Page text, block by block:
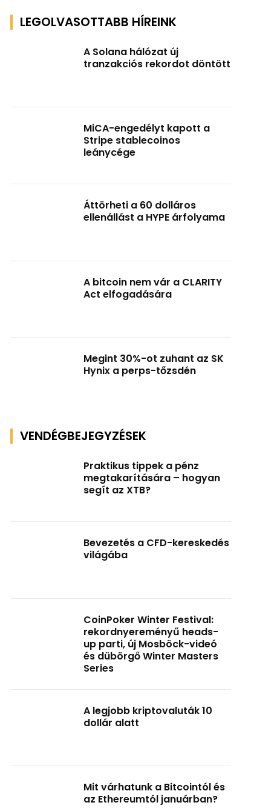
LEGOLVASOTTABB HÍREINK
A Solana hálózat új
tranzakciós rekordot döntött
MiCA-engedélyt kapott a
Stripe stablecoinos
leánycége
Áttörheti a 60 dolláros
ellenállást a HYPE árfolyama
A bitcoin nem vár a CLARITY
Act elfogadására
Megint 30%-ot zuhant az SK
Hynix a perps-tőzsdén
VENDÉGBEJEGYZÉSEK
Praktikus tippek a pénz
megtakarítására – hogyan
segít az XTB?
Bevezetés a CFD-kereskedés
világába
CoinPoker Winter Festival:
rekordnyereményű heads-
up parti, új Mosböck-videó
és dübörgő Winter Masters
Series
A legjobb kriptovaluták 10
dollár alatt
Mit várhatunk a Bitcointól és
az Ethereumtól januárban?